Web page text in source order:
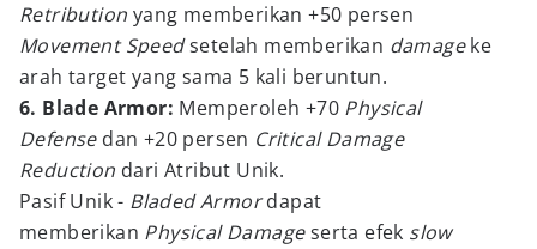
Retribution yang memberikan +50 persen
Movement Speedsetelah memberikan damageke
arah target yang sama 5 kali beruntun.
6. Blade Armor: Memperoleh +70 Physical
Defense dan +20 persen Critical Damage
Reduction dari Atribut Unik.
Pasif Unik - Bladed Armordapat
memberikan Physical Damageserta efek slow